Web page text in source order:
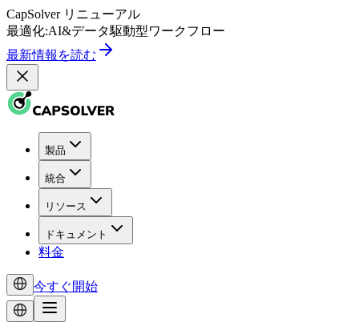
CapSolver リニューアル
最適化:AI&データ駆動型ワークフロー
最新情報を読む
製品
統合
リソース
ドキュメント
料金
今すぐ開始